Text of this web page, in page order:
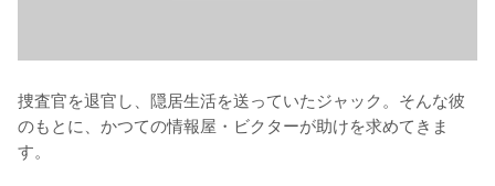
捜査官を退官し、隠居生活を送っていたジャック。そんな彼
のもとに、かつての情報屋・ビクターが助けを求めてきま
す。